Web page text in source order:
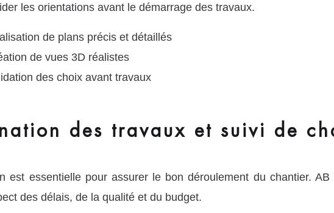
les orientations avant le démarrage des travaux.
de plans précis et détaillés
de vues 3D réalistes
des choix avant travaux
des travaux et suivi de
est essentielle pour assurer le bon déroulement du chantier.
des délais, de la qualité et du budget.